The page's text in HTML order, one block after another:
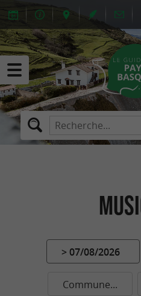
> 07/08/2026
Commune...